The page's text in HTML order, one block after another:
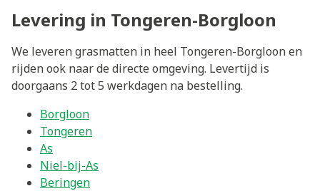
Levering in Tongeren-Borgloon
We leveren grasmatten in heel Tongeren-Borgloon en
rijden ook naar de directe omgeving. Levertijd is
doorgaans 2 tot 5 werkdagen na bestelling.
Borgloon
Tongeren
As
Niel-bij-As
Beringen